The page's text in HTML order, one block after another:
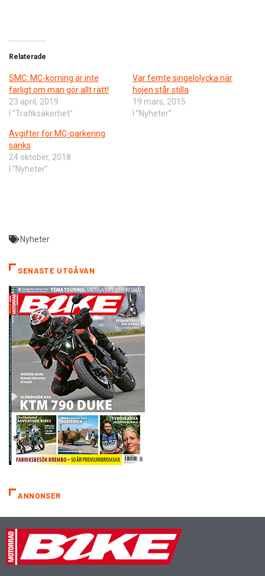
Relaterade
SMC: MC-körning är inte
farligt om man gör allt rätt!
23 april, 2019
I ”Trafiksäkerhet”
Var femte singelolycka när
hojen står stilla
19 mars, 2015
I ”Nyheter”
Avgifter för MC-parkering
sänks
24 oktober, 2018
I ”Nyheter”
Nyheter
SENASTE UTGÅVAN
ANNONSER